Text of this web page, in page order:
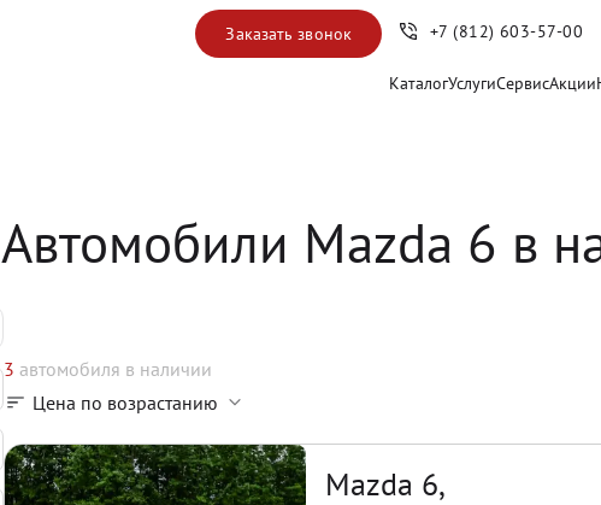
КаталогУслугиСервисАкции
Заказать звонок +7 (812) 603-57-00
Автомобили Mazda 6 в
3 автомобиля в наличии
Цена по возрастанию
Mazda 6,